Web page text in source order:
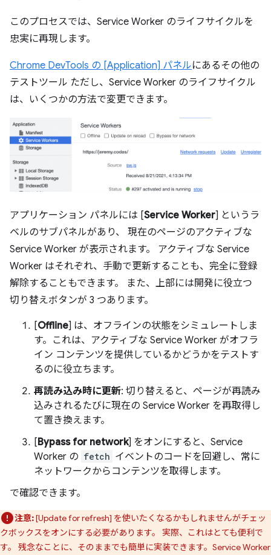
このプロセスでは、Service Worker のライフサイクルを
忠実に再現します。
Chrome DevTools の [Application] パネルにあるその他の
テストツール ただし、Service Worker のライフサイクル
は、いくつかの方法で変更できます。
アプリケーション パネルには [Service Worker] というラ
ベルのサブパネルがあり、 現在のページのアクティブな
Service Worker が表示されます。 アクティブな Service
Worker はそれぞれ、手動で更新することも、完全に登録
解除することもできます。 また、上部には開発に役立つ
切り替えボタンが 3 つあります。
[Offline] は、オフラインの状態をシミュレートしま
す。これは、アクティブな Service Worker がオフラ
イン コンテンツを提供しているかどうかをテストす
るのに役立ちます。
再読み込み時に更新: 切り替えると、ページが再読み
込みされるたびに現在の Service Worker を再取得し
て置き換えます。
[Bypass for network] をオンにすると、Service
Worker の fetch イベントのコードを回避し、常に
ネットワークからコンテンツを取得します。
で確認できます。
注意:[Update for refresh] を使いたくなるかもしれませんがチェッ
クボックスをオンにする必要があります。 実際、これはとても便利で
す。 残念なことに、そのままでも簡単に実装できます。Service Worker